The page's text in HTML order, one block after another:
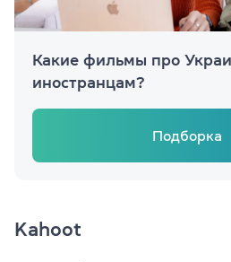
Какие фильмы про
иностранцам?
Подборка
Kahoot